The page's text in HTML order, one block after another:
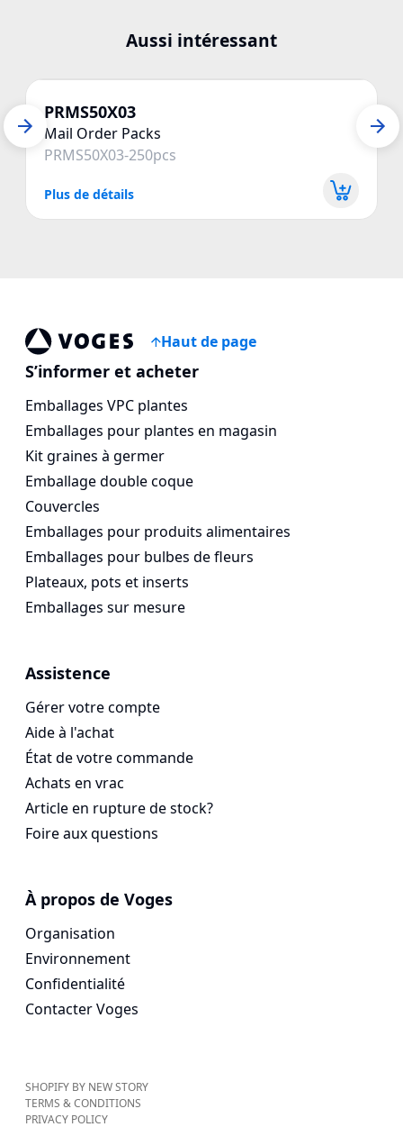
Aussi intéressant
PRMS50X03
Mail Order Packs
PRMS50X03-250pcs
Plus de détails
Vogespackaging
Haut de page
S’informer et acheter
Emballages VPC plantes
Emballages pour plantes en magasin
Kit graines à germer
Emballage double coque
Couvercles
Emballages pour produits alimentaires
Emballages pour bulbes de fleurs
Plateaux, pots et inserts
Emballages sur mesure
Assistence
Gérer votre compte
Aide à l'achat
État de votre commande
Achats en vrac
Article en rupture de stock?
Foire aux questions
À propos de Voges
Organisation
Environnement
Confidentialité
Contacter Voges
SHOPIFY BY NEW STORY
TERMS & CONDITIONS
PRIVACY POLICY